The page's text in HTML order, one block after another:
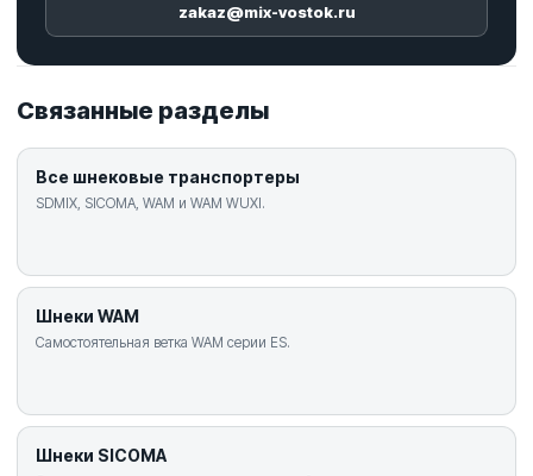
zakaz@mix-vostok.ru
Связанные разделы
Все шнековые транспортеры
SDMIX, SICOMA, WAM и WAM WUXI.
Шнеки WAM
Самостоятельная ветка WAM серии ES.
Шнеки SICOMA